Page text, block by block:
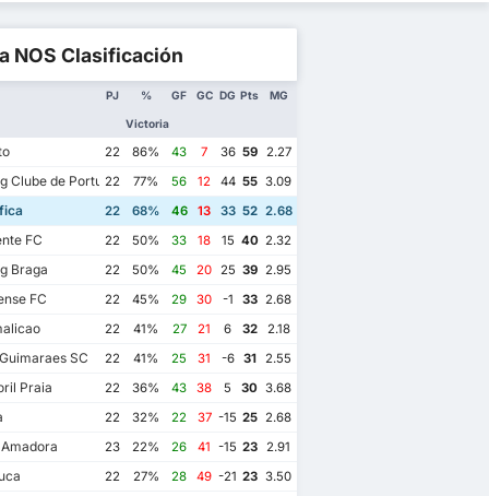
NOS Clasificación
PJ %
Victoria
GF GC DG Pts MG
22 86% 43 7 36 59 2.27
Clube de Portugal
22 77% 56 12 44 55 3.09
22 68% 46 13 33 52 2.68
FC 22 50% 33 18 15 40 2.32
Braga 22 50% 45 20 25 39 2.95
FC 22 45% 29 30 -1 33 2.68
22 41% 27 21 6 32 2.18
SC 22 41% 25 31 -6 31 2.55
Praia 22 36% 43 38 5 30 3.68
22 32% 22 37 -15 25 2.68
23 22% 26 41 -15 23 2.91
22 27% 28 49 -21 23 3.50